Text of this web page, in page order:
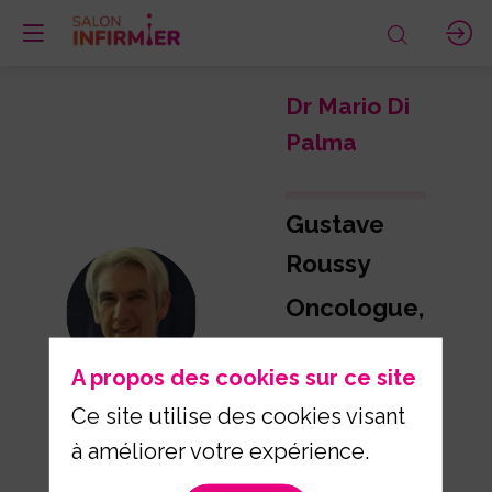
DMDP
Dr Mario Di
Palma
Gustave
Roussy
Oncologue,
membre du
Comité
national
Éthique &
A propos des cookies sur ce site
Ce site utilise des cookies visant
à améliorer votre expérience.